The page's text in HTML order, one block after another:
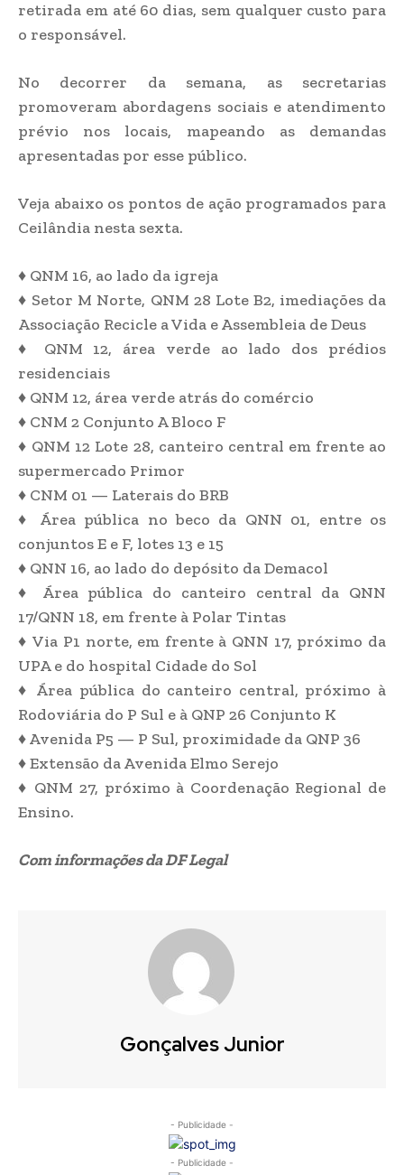
retirada em até 60 dias, sem qualquer custo para
o responsável.
No decorrer da semana, as secretarias
promoveram abordagens sociais e atendimento
prévio nos locais, mapeando as demandas
apresentadas por esse público.
Veja abaixo os pontos de ação programados para
Ceilândia nesta sexta.
♦ QNM 16, ao lado da igreja
♦ Setor M Norte, QNM 28 Lote B2, imediações da
Associação Recicle a Vida e Assembleia de Deus
♦ QNM 12, área verde ao lado dos prédios
residenciais
♦ QNM 12, área verde atrás do comércio
♦ CNM 2 Conjunto A Bloco F
♦ QNM 12 Lote 28, canteiro central em frente ao
supermercado Primor
♦ CNM 01 — Laterais do BRB
♦ Área pública no beco da QNN 01, entre os
conjuntos E e F, lotes 13 e 15
♦ QNN 16, ao lado do depósito da Demacol
♦ Área pública do canteiro central da QNN
17/QNN 18, em frente à Polar Tintas
♦ Via P1 norte, em frente à QNN 17, próximo da
UPA e do hospital Cidade do Sol
♦ Área pública do canteiro central, próximo à
Rodoviária do P Sul e à QNP 26 Conjunto K
♦ Avenida P5 — P Sul, proximidade da QNP 36
♦ Extensão da Avenida Elmo Serejo
♦ QNM 27, próximo à Coordenação Regional de
Ensino.
Com informações da DF Legal
Gonçalves Junior
- Publicidade -
- Publicidade -